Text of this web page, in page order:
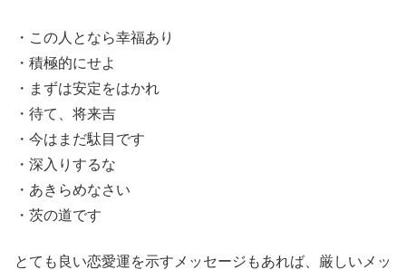
・この人となら幸福あり
・積極的にせよ
・まずは安定をはかれ
・待て、将来吉
・今はまだ駄目です
・深入りするな
・あきらめなさい
・茨の道です
とても良い恋愛運を示すメッセージもあれば、厳しいメッ